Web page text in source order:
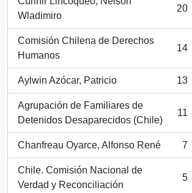
Wladimiro
, 20 resultados
20
Comisión Chilena de Derechos
Humanos
, 14 resultados
14
Aylwin Azócar, Patricio
, 13 resultados
13
Agrupación de Familiares de
Detenidos Desaparecidos (Chile)
, 11 resultados
11
Chanfreau Oyarce, Alfonso René
, 7 resultados
7
Chile. Comisión Nacional de
Verdad y Reconciliación
, 5 resultados
5